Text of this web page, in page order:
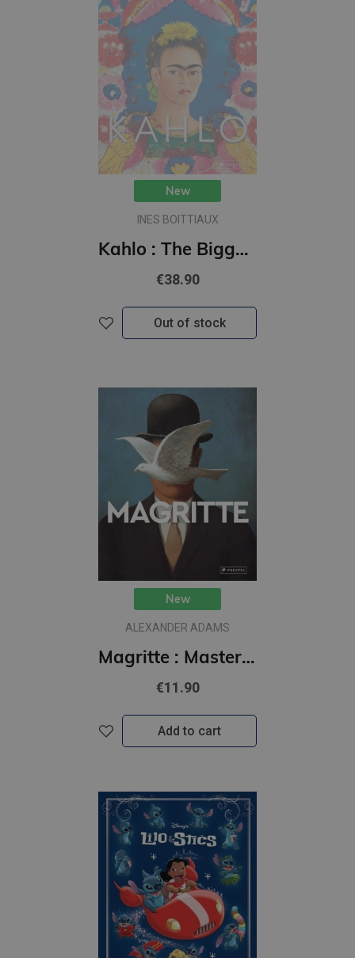
New
INES BOITTIAUX
Kahlo : The Bigger Picture
€38.90
Out of stock
New
ALEXANDER ADAMS
Magritte : Masters of Art
€11.90
Add to cart